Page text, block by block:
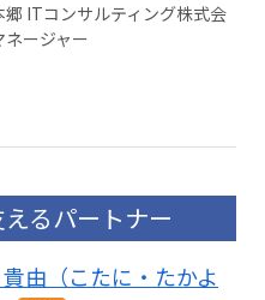
郷 ITコンサルティング株式会
ージャー
るパートナー
由（こたに・たかよ